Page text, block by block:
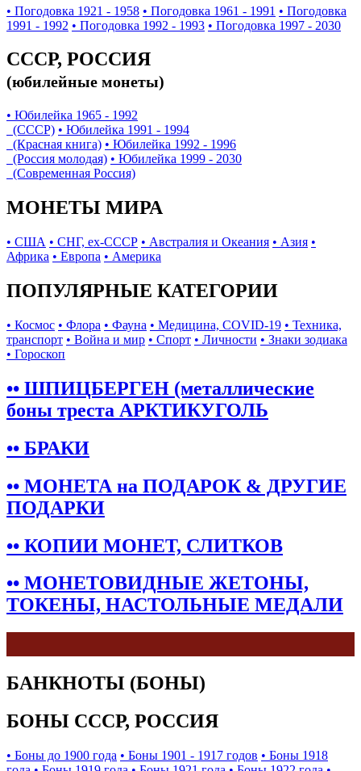
• Погодовка 1921 - 1958 • Погодовка 1961 - 1991 • Погодовка
1991 - 1992 • Погодовка 1992 - 1993 • Погодовка 1997 - 2030
СССР, РОССИЯ
(юбилейные монеты)
• Юбилейка 1965 - 1992
(СССР) • Юбилейка 1991 - 1994
(Красная книга) • Юбилейка 1992 - 1996
(Россия молодая) • Юбилейка 1999 - 2030
(Современная Россия)
МОНЕТЫ МИРА
• США • СНГ, ex-СССР • Австралия и Океания • Азия •
Африка • Европа • Америка
ПОПУЛЯРНЫЕ КАТЕГОРИИ
• Космос • Флора • Фауна • Медицина, COVID-19 • Техника,
транспорт • Война и мир • Спорт • Личности • Знаки зодиака
• Гороскоп
•• ШПИЦБЕРГЕН (металлические
боны треста АРКТИКУГОЛЬ
•• БРАКИ
•• МОНЕТА на ПОДАРОК & ДРУГИЕ
ПОДАРКИ
•• КОПИИ МОНЕТ, СЛИТКОВ
•• МОНЕТОВИДНЫЕ ЖЕТОНЫ,
ТОКЕНЫ, НАСТОЛЬНЫЕ МЕДАЛИ
БАНКНОТЫ (БОНЫ)
БОНЫ СССР, РОССИЯ
• Боны до 1900 года • Боны 1901 - 1917 годов • Боны 1918